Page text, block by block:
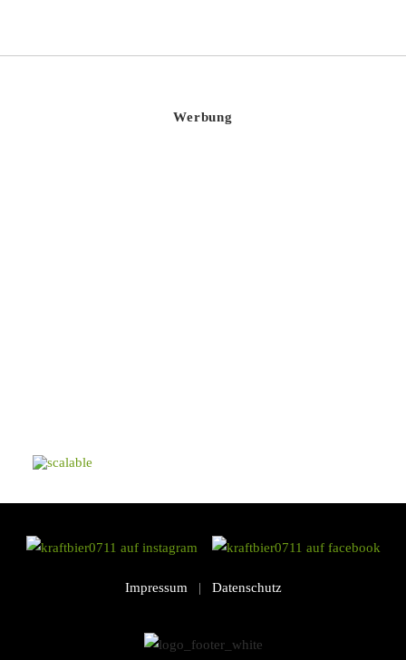
Werbung
Impressum | Datenschutz